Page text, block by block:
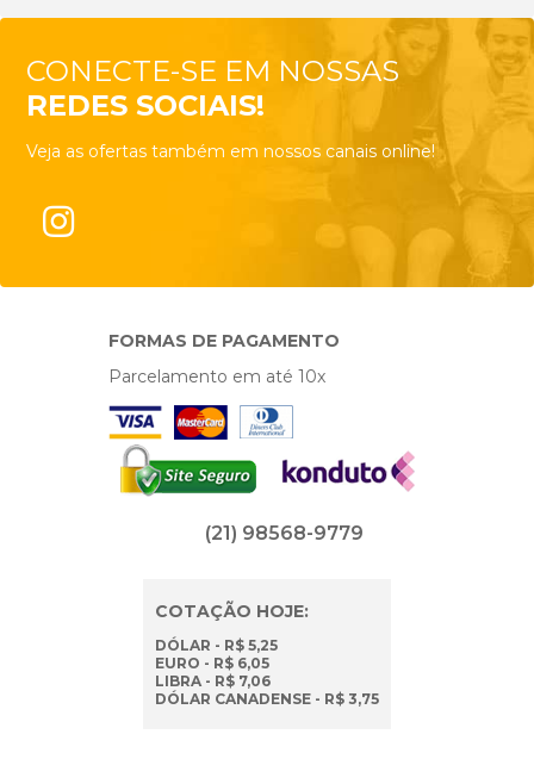
CONECTE-SE EM NOSSAS
REDES SOCIAIS!
Veja as ofertas também em nossos canais online!
FORMAS DE PAGAMENTO
Parcelamento em até 10x
(21) 98568-9779
COTAÇÃO HOJE:
DÓLAR - R$ 5,25
EURO - R$ 6,05
LIBRA - R$ 7,06
DÓLAR CANADENSE - R$ 3,75